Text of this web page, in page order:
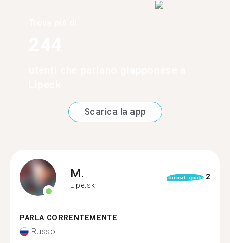
Scarica la app
M.
Lipetsk
format_quote 2
PARLA CORRENTEMENTE
Russo